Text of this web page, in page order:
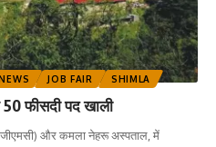
JOB FAIR SHIMLA
फीसदी पद खाली
और कमला नेहरू अस्पताल, में